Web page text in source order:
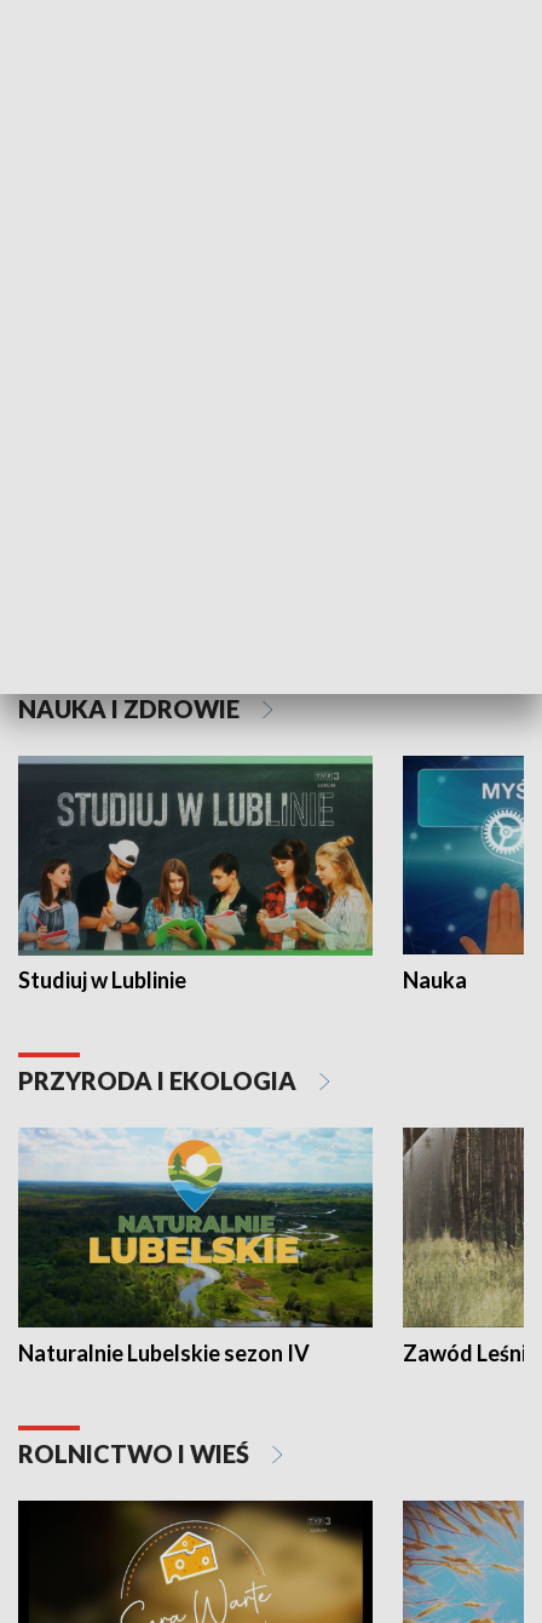
NAUKA I ZDROWIE
Studiuj w Lublinie Nauka
PRZYRODA I EKOLOGIA
Naturalnie Lubelskie sezon IV Zawód Leśnik
ROLNICTWO I WIEŚ